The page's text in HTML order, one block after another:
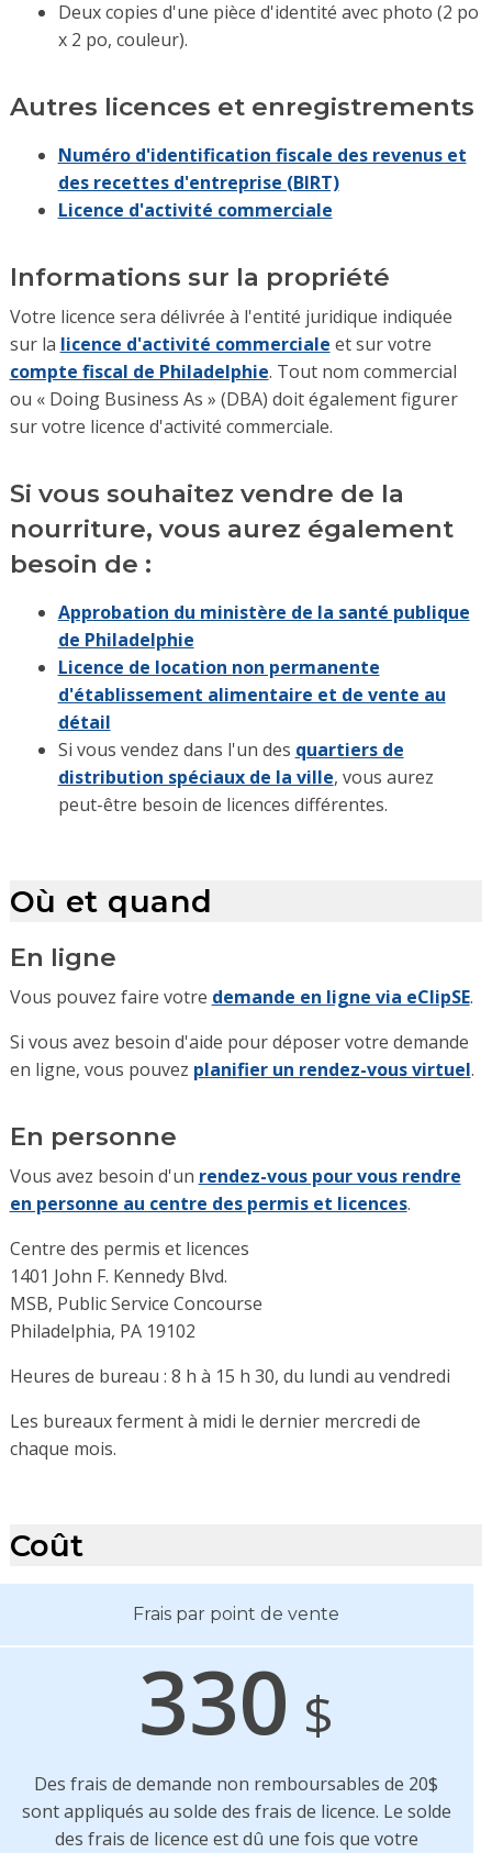
Deux copies d'une pièce d'identité avec photo (2 po
x 2 po, couleur).
Autres licences et enregistrements
Numéro d'identification fiscale des revenus et
des recettes d'entreprise (BIRT)
Licence d'activité commerciale
Informations sur la propriété
Votre licence sera délivrée à l'entité juridique indiquée
sur la licence d'activité commerciale et sur votre
compte fiscal de Philadelphie. Tout nom commercial
ou « Doing Business As » (DBA) doit également figurer
sur votre licence d'activité commerciale.
Si vous souhaitez vendre de la
nourriture, vous aurez également
besoin de :
Approbation du ministère de la santé publique
de Philadelphie
Licence de location non permanente
d'établissement alimentaire et de vente au
détail
Si vous vendez dans l'un des quartiers de
distribution spéciaux de la ville, vous aurez
peut-être besoin de licences différentes.
Où et quand
En ligne
Vous pouvez faire votre demande en ligne via eClipSE.
Si vous avez besoin d'aide pour déposer votre demande
en ligne, vous pouvez planifier un rendez-vous virtuel.
En personne
Vous avez besoin d'un rendez-vous pour vous rendre
en personne au centre des permis et licences.
Centre des permis et licences
1401 John F. Kennedy Blvd.
MSB, Public Service Concourse
Philadelphia, PA 19102
Heures de bureau : 8 h à 15 h 30, du lundi au vendredi
Les bureaux ferment à midi le dernier mercredi de
chaque mois.
Coût
Frais par point de vente
330 $
Des frais de demande non remboursables de 20$
sont appliqués au solde des frais de licence. Le solde
des frais de licence est dû une fois que votre